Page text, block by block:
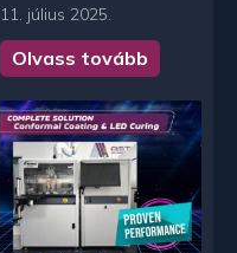
11. július 2025.
Olvass tovább